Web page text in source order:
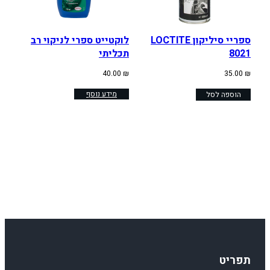
ספריי סיליקון LOCTITE
8021
35.00 ₪
הוספה לסל
לוקטייט ספרי לניקוי רב
תכליתי
40.00 ₪
מידע נוסף
תפריט